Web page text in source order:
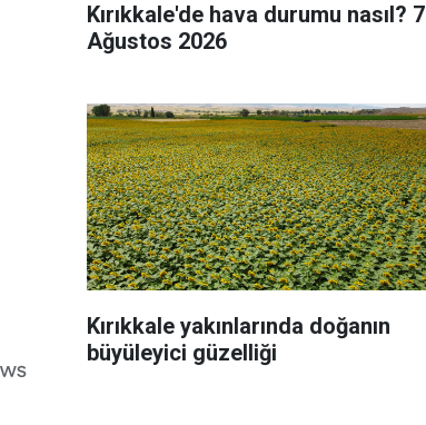
Kırıkkale'de hava durumu nasıl? 7
Ağustos 2026
Kırıkkale yakınlarında doğanın
büyüleyici güzelliği